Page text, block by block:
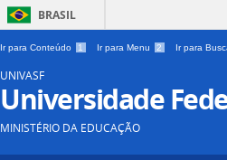
BRASIL
Ir para Conteúdo 1 Ir para Menu 2 Ir para
UNIVASF
Universidade
MINISTÉRIO DA EDUCAÇÃO